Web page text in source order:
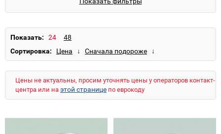
Показать:
Сортировка:
Цены не актуальны, просим уточнять цены у операторов контакт-
центра или на этой странице по еврокоду